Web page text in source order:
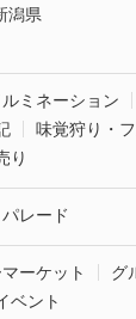
潟県
ルミネーション
味覚狩り・
り
レード
ーケット
グ
ベント